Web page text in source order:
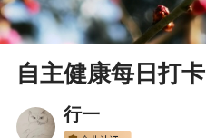
自主健康每日打卡
行一